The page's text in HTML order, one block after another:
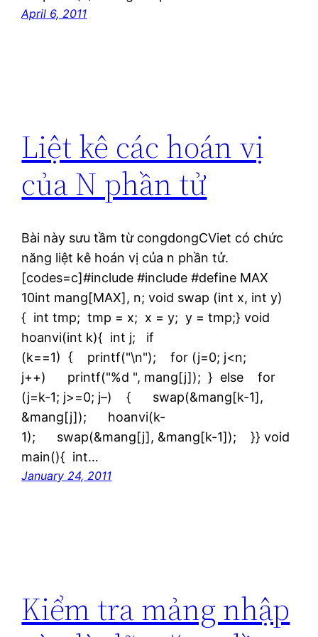
April 6, 2011
Liệt kê các hoán vị
của N phần tử
Bài này sưu tầm từ congdongCViet có chức
năng liệt kê hoán vị của n phần tử.
[codes=c]#include #include #define MAX
10int mang[MAX], n; void swap (int x, int y)
{ int tmp; tmp = x; x = y; y = tmp;} void
hoanvi(int k){ int j; if
(k==1) { printf("\n"); for (j=0; j<n;
j++) printf("%d ", mang[j]); } else for
(j=k-1; j>=0; j–) { swap(&mang[k-1],
&mang[j]); hoanvi(k-
1); swap(&mang[j], &mang[k-1]); }} void
main(){ int…
January 24, 2011
Kiểm tra mảng nhập